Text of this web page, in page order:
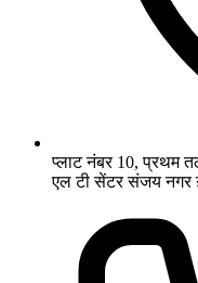
प्लाट नंबर 10, प्रथम
एल टी सेंटर संजय नगर